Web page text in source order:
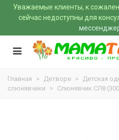
Уважаемые клиенты, к
сейчас недоступны для
Главная > Детворе > Детская
слюнявчики
> Слюнявчик СЛ8